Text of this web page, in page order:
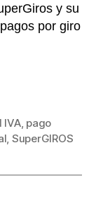
y su
por giro
IVA, pago
, SuperGIROS